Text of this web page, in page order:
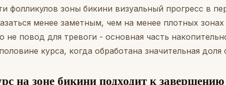
фолликулов зоны бикини визуальный прогресс в
менее заметным, чем на менее плотных
не повод для тревоги - основная часть
курса, когда обработана значительная
на зоне бикини подходит к завершению